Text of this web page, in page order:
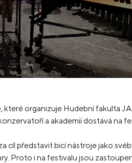
které organizuje Hudební fakulta
a akademií dostává na
cíl představit bicí nástroje jako
Proto i na festivalu jsou